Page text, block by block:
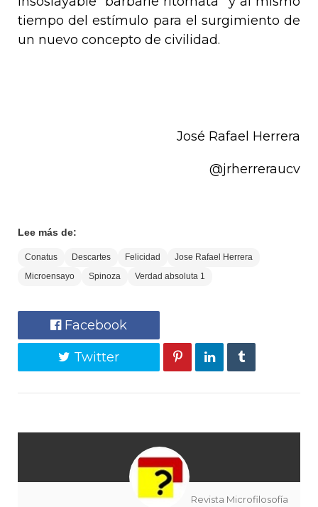
tiempo del estímulo para el surgimiento de
un nuevo concepto de civilidad.
José Rafael Herrera
@jrherreraucv
Lee más de:
Conatus Descartes Felicidad
Jose Rafael Herrera
Microensayo
Spinoza Verdad absoluta 1
Facebook
Twitter
Revista Microfilosofía